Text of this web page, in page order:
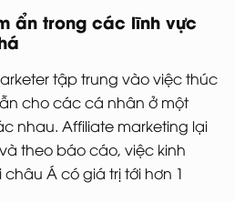
ẩn trong các lĩnh vực
tập trung vào việc thúc
cho các cá nhân ở một
nhau. Affiliate marketing lại
theo báo cáo, việc kinh
Á có giá trị tới hơn 1